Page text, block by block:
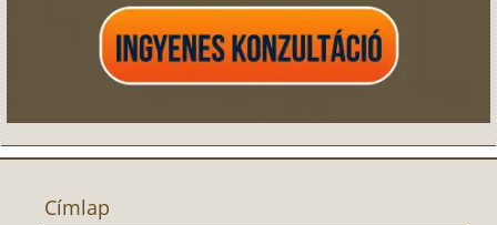
Címlap